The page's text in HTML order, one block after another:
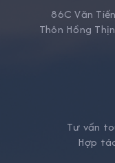
86C Văn
Thôn Hồng
Tư vấn
Hợp